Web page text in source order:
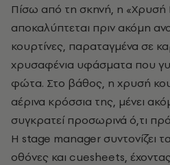
Πίσω από τη σκηνή, η «Χρυσή Εποχή» αρχίζει ήδη να
αποκαλύπτεται πριν ακόμη
κουρτίνες, παραταγμένα σε
χρυσαφένια υφάσματα που
φώτα. Στο βάθος, η χρυσή
αέρινα κρόσσια της, μένει
συγκρατεί προσωρινά ό,τι
Η stage manager συντονίζει
οθόνες και cuesheets,